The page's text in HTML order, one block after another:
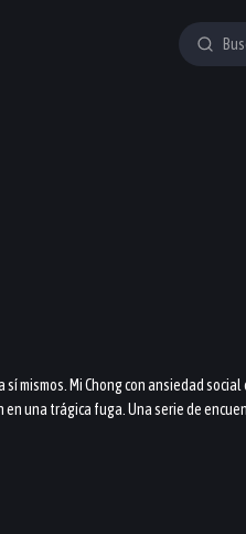
mismos. Mi Chong con ansiedad
una trágica fuga. Una serie de